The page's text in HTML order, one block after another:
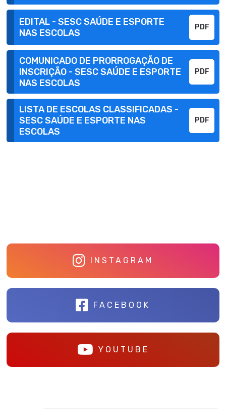
EDITAL - SESC SAÚDE E ESPORTE
NAS ESCOLAS
PDF
COMUNICADO DE PRORROGAÇÃO DE
INSCRIÇÃO - SESC SAÚDE E ESPORTE
NAS ESCOLAS
PDF
LISTA DE ESCOLAS CLASSIFICADAS -
SESC SAÚDE E ESPORTE NAS
ESCOLAS
PDF
INSTAGRAM
FACEBOOK
YOUTUBE